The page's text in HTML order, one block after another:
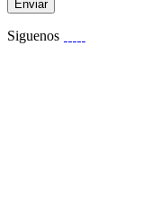
Enviar
Siguenos